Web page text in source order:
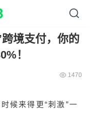
境支付，你的
！
1470
候来得更“刺激”一